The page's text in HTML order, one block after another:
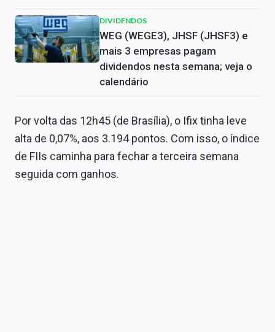
DIVIDENDOS
WEG (WEGE3), JHSF (JHSF3) e
mais 3 empresas pagam
dividendos nesta semana; veja o
calendário
Por volta das 12h45 (de Brasília), o Ifix tinha leve
alta de 0,07%, aos 3.194 pontos. Com isso, o índice
de FIIs caminha para fechar a terceira semana
seguida com ganhos.